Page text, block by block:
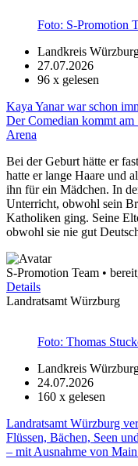
Foto: S-Promotion
Landkreis
27.07.2026
96 x gelesen
Kaya Yanar war schon
Der Comedian kommt
Arena
Bei der Geburt hätte er
hatte er lange Haare und
ihn für ein Mädchen. In
Unterricht, obwohl sein
Katholiken ging. Seine
obwohl sie nie gut
S-Promotion Team •
Details
Landratsamt Würzburg
Foto: Thomas
Landkreis
24.07.2026
160 x gelesen
Landratsamt Würzburg
Flüssen, Bächen, Seen
– mit Ausnahme von